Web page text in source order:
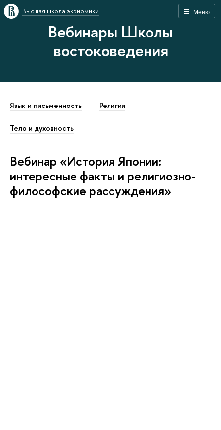
Меню
Высшая школа экономики
Вебинары Школы
востоковедения
Язык и письменность Религия
Тело и духовность
Вебинар «История Японии:
интересные факты и религиозно-
философские рассуждения»